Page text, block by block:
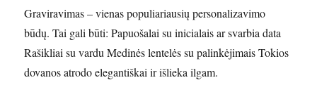
Graviravimas – vienas populiariausių personalizavimo
būdų. Tai gali būti: Papuošalai su inicialais ar svarbia data
Rašikliai su vardu Medinės lentelės su palinkėjimais Tokios
dovanos atrodo elegantiškai ir išlieka ilgam.